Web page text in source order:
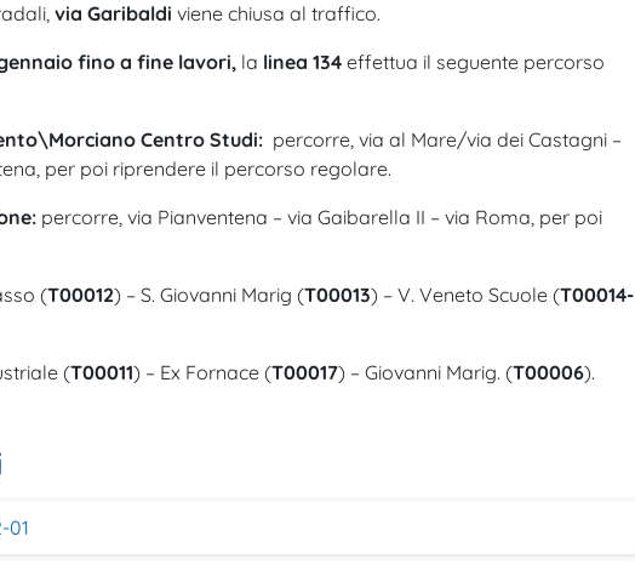
via Garibaldi viene chiusa al traffico.
fino a fine lavori, la linea 134 effettua il seguente percorso
Centro Studi: percorre, via al Mare/via dei Castagni –
per poi riprendere il percorso regolare.
percorre, via Pianventena – via Gaibarella II – via Roma, per poi
(T00012) – S. Giovanni Marig (T00013) – V. Veneto Scuole (T00014-
(T00011) – Ex Fornace (T00017) – Giovanni Marig. (T00006).
01